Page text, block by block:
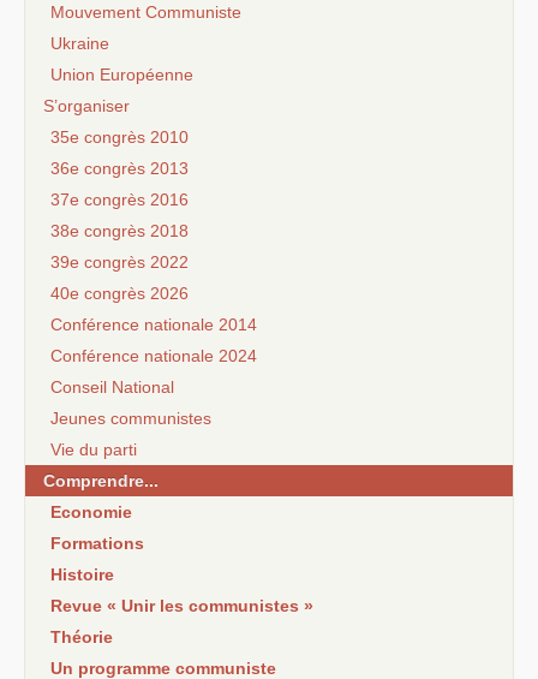
Mouvement Communiste
Ukraine
Union Européenne
S’organiser
35e congrès 2010
36e congrès 2013
37e congrès 2016
38e congrès 2018
39e congrès 2022
40e congrès 2026
Conférence nationale 2014
Conférence nationale 2024
Conseil National
Jeunes communistes
Vie du parti
Comprendre...
Economie
Formations
Histoire
Revue « Unir les communistes »
Théorie
Un programme communiste